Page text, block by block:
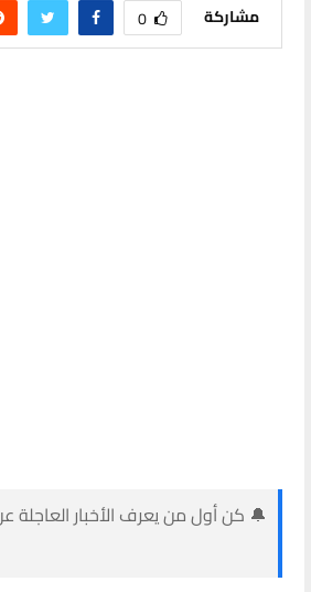
مشاركة 0
🔔 كن أول من يعرف الأخبار العاجلة